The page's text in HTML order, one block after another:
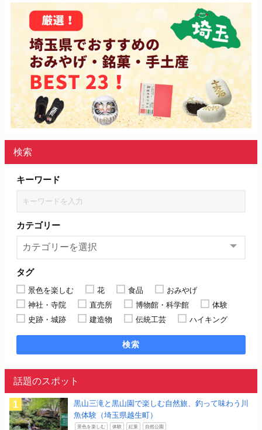
検索
キーワード
カテゴリー
タグ
景色を楽しむ 花 食品
おみやげ
神社・寺院
直売所 博物館・科学館
体験
史跡・城跡
建造物 伝統工芸 ハイキング
検索
話題のスポット
黒山三滝と黒山園で楽しむ自然旅、釣って味わう川
魚体験（埼玉県越生町）
景色を楽しむ 体験 紅葉 自然公園